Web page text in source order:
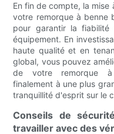
En fin de compte, la
votre remorque à benne
pour garantir la
équipement. En
haute qualité et en
global, vous pouvez
de votre remorque à
finalement à une plus
tranquillité d'esprit sur le
Conseils de
travailler avec des